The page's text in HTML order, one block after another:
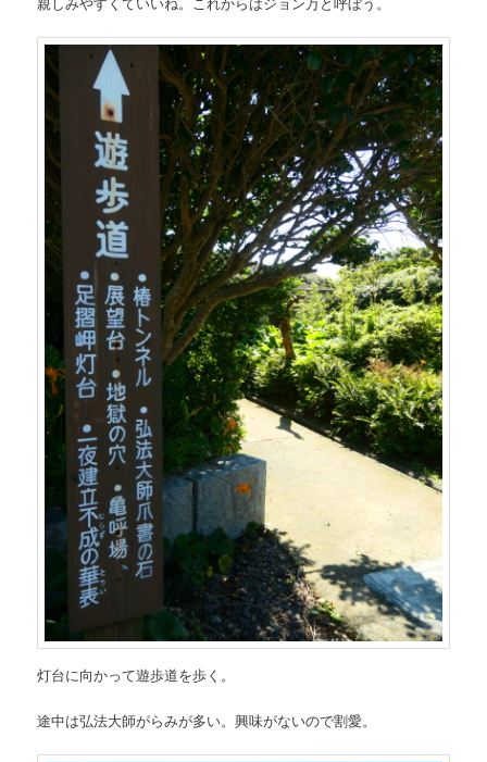
灯台に向かって遊歩道を歩く。
途中は弘法大師がらみが多い。興味がないので割愛。